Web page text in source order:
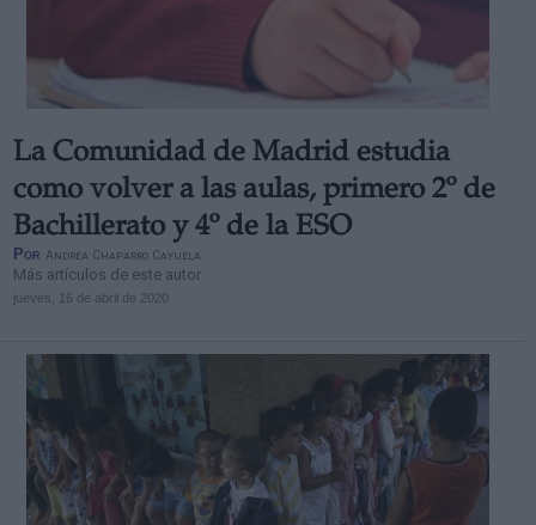
La Comunidad de Madrid estudia
como volver a las aulas, primero 2º de
Bachillerato y 4º de la ESO
Por Andrea Chaparro Cayuela
Más artículos de este autor
jueves, 16 de abril de 2020